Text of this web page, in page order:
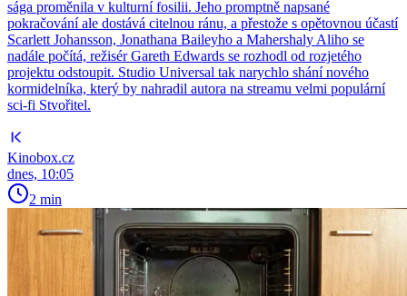
sága proměnila v kulturní fosilii. Jeho promptně napsané
pokračování ale dostává citelnou ránu, a přestože s opětovnou účastí
Scarlett Johansson, Jonathana Baileyho a Mahershaly Aliho se
nadále počítá, režisér Gareth Edwards se rozhodl od rozjetého
projektu odstoupit. Studio Universal tak narychlo shání nového
kormidelníka, který by nahradil autora na streamu velmi populární
sci-fi Stvořitel.
Kinobox.cz
dnes, 10:05
2 min